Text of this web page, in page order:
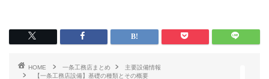
HOME 一条工務店まとめ
主要設備情報
【一条工務店設備】基礎の種類とその概要